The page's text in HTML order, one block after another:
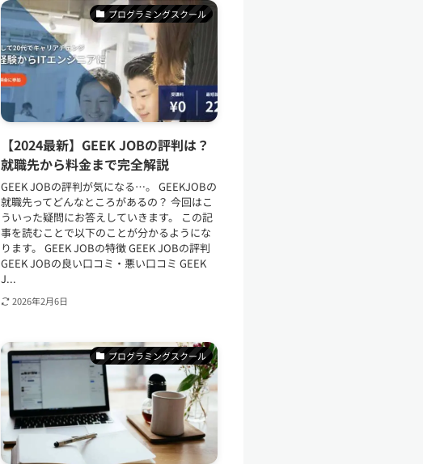
プログラミングスクール
【2024最新】GEEK JOBの評判は？
就職先から料金まで完全解説
GEEK JOBの評判が気になる…。 GEEKJOBの
就職先ってどんなところがあるの？ 今回はこ
ういった疑問にお答えしていきます。 この記
事を読むことで以下のことが分かるようにな
ります。 GEEK JOBの特徴 GEEK JOBの評判
GEEK JOBの良い口コミ・悪い口コミ GEEK
J...
2026年2月6日
プログラミングスクール